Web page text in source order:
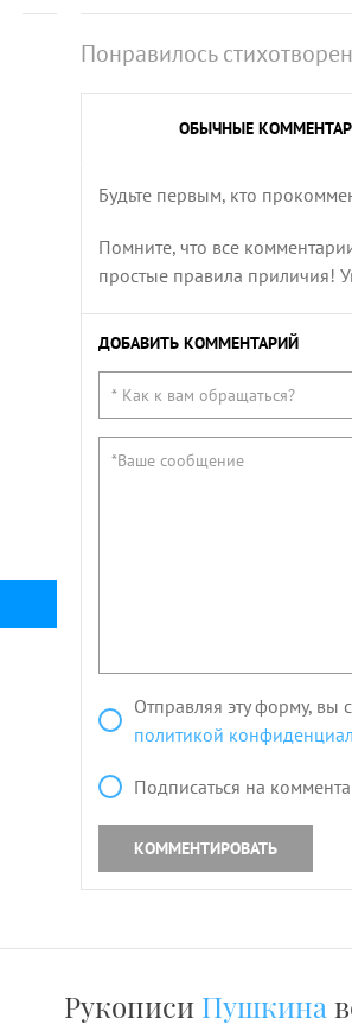
Понравилось
ОБЫЧНЫЕ
Будьте первым, кто
Помните, что все
простые правила приличия!
ДОБАВИТЬ КОММЕНТАРИЙ
Отправляя эту форму, вы
политикой
Подписаться на
КОММЕНТИРОВАТЬ
Рукописи Пушкина